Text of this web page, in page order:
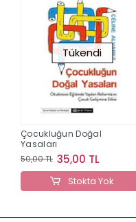
Tükendi
Çocukluğun Doğal
Yasaları
50,00 TL 35,00 TL
Stokta Yok